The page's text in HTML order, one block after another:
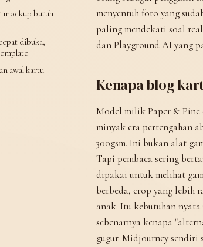
mockup butuh
dibuka,
awal kartu
menyentuh foto yang
paling mendekati soal
dan Playground AI yang
Kenapa blog
Model milik Paper &
minyak era pertengahan
300gsm. Ini bukan alat
Tapi pembaca sering
dipakai untuk melihat
berbeda, crop yang lebih
anak. Itu kebutuhan
sebenarnya kenapa
gugur. Midjourney